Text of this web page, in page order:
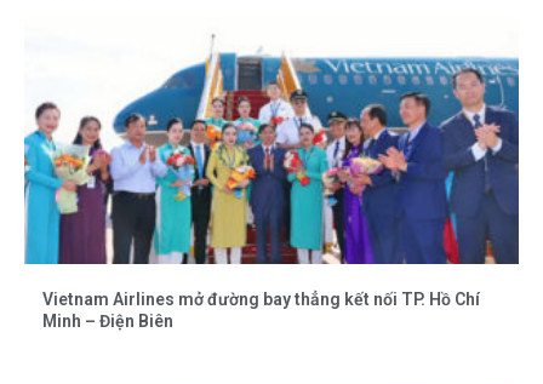
Vietnam Airlines mở đường bay thẳng kết nối TP. Hồ Chí
Minh – Điện Biên